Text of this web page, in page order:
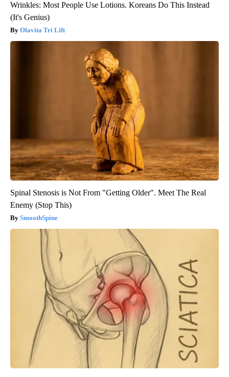
Wrinkles: Most People Use Lotions. Koreans Do This Instead
(It's Genius)
Olavita Tri Lift
Spinal Stenosis is Not From "Getting Older". Meet The Real
Enemy (Stop This)
SmoothSpine